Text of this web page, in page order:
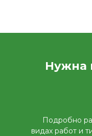
Нужна
Подробно
видах работ и